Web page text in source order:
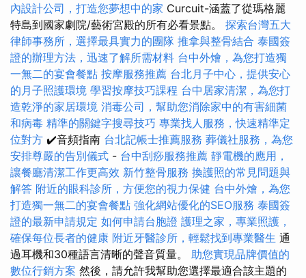
內設計公司，打造您夢想中的家 Curcuit-涵蓋了從瑪格麗
特島到國家劇院/藝術宮殿的所有必看景點。 探索台灣五大
律師事務所，選擇最具實力的團隊 推拿與整骨結合 泰國簽
證的辦理方法，迅速了解所需材料 台中外燴，為您打造獨
一無二的宴會餐點 按摩服務推薦 台北月子中心，提供安心
的月子照護環境 學習按摩技巧課程 台中居家清潔，為您打
造乾淨的家居環境 消毒公司，幫助您消除家中的有害細菌
和病毒 精準的關鍵字搜尋技巧 專業找人服務，快速精準定
位對方 ✔️音頻指南 台北記帳士推薦服務 葬儀社服務，為您
安排尊嚴的告別儀式 - 台中刮痧服務推薦 靜電機的應用，
讓餐廳清潔工作更高效 新竹整骨服務 換護照的常見問題與
解答 附近的眼科診所，方便您的視力保健 台中外燴，為您
打造獨一無二的宴會餐點 強化網站優化的SEO服務 泰國簽
證的最新申請規定 如何申請台胞證 護理之家，專業照護，
確保每位長者的健康 附近牙醫診所，輕鬆找到專業醫生 通
過耳機和30種語言清晰的聲音質量。 助您實現品牌價值的
數位行銷方案 然後，請允許我幫助您選擇最適合該主題的